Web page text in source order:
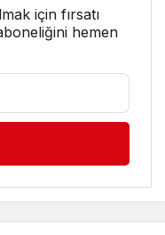
için fırsatı
hemen